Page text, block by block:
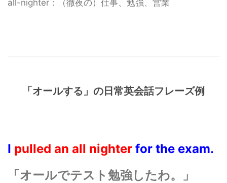
all-nighter：（徹夜の）仕事、勉強、営業
「オールする」の日常英会話フレーズ例
I pulled an all nighter for the exam.
「オールでテスト勉強したわ。」